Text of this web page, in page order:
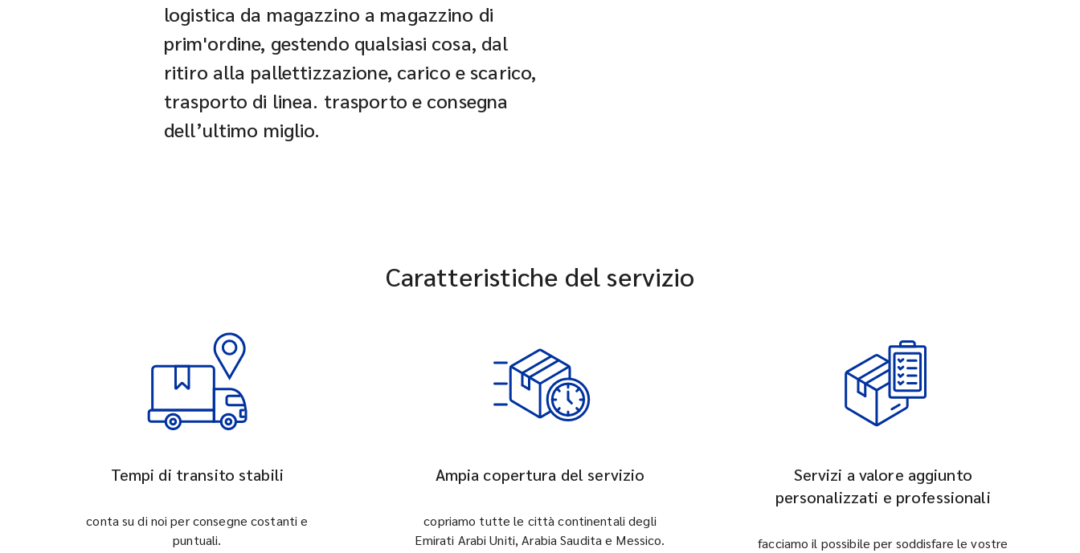
logistica da magazzino a magazzino di
prim'ordine, gestendo qualsiasi cosa, dal
ritiro alla pallettizzazione, carico e scarico,
trasporto di linea. trasporto e consegna
dell’ultimo miglio.
Caratteristiche del servizio
Tempi di transito stabili
conta su di noi per consegne costanti e
puntuali.
Ampia copertura del servizio
copriamo tutte le città continentali degli
Emirati Arabi Uniti, Arabia Saudita e Messico.
Servizi a valore aggiunto
personalizzati e professionali
facciamo il possibile per soddisfare le vostre